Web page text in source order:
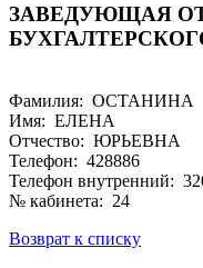
ЗАВЕДУЮЩАЯ
Фамилия: ОСТАНИНА
Имя: ЕЛЕНА
Отчество: ЮРЬЕВНА
Телефон: 428886
Телефон внутренний:
№ кабинета: 24
Возврат к списку